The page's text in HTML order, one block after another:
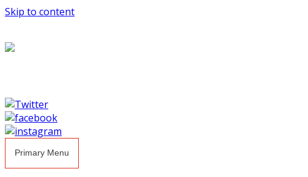
Skip to content
Primary Menu